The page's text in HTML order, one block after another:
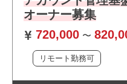
オーナー募集
720,000 〜
リモート勤務可
・エンジニア／デザイナ
整・開発進行経験
・ユーザー課題を起点と
・プロダクトKPIおよびロ